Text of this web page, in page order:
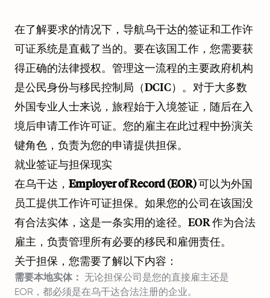
在了解要求的情况下，导航乌干达的签证和工作许
可证系统是直截了当的。要在该国工作，您需要获
得正确的法律授权。管理这一流程的主要政府机构
是公民身份与移民控制局（DCIC）。对于大多数
外国专业人士来说，旅程始于入境签证，随后在入
境后申请工作许可证。您的雇主在此过程中扮演关
键角色，负责为您的申请提供担保。
就业签证与担保现实
在乌干达， Employer of Record (EOR)可以为外国
员工提供工作许可证担保。如果您的公司在该国没
有合法实体，这是一条实用的途径。EOR 作为合法
雇主，负责管理所有必要的移民和雇佣责任。
关于担保，您需要了解以下内容：
需要本地实体： 无论担保公司是您的直接雇主还是
EOR，都必须是在乌干达合法注册的企业。